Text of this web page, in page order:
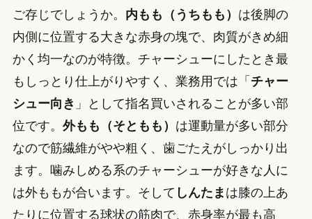
ご存じでしょうか。 内もも（うちもも） は後脚の
内側に位置する大きな赤身の塊で、肉質がきめ細
かく均一なのが特徴。チャーシューにしたとき最
もしっとり仕上がりやすく、業務用では「 チャー
シュー向き 」として指名買いされることが多い部
位です。 外もも（そともも） は運動量が多い部分
なので筋繊維がやや粗く、歯ごたえがしっかり出
ます。噛みしめる系のチャーシューが好きな人に
は外ももが合います。そして しんたま は膝の上あ
たりに位置する球状の筋肉で、赤身率が最も高